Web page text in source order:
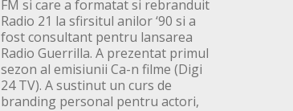
FM si care a formatat si rebranduit
Radio 21 la sfirsitul anilor ‘90 si a
fost consultant pentru lansarea
Radio Guerrilla. A prezentat primul
sezon al emisiunii Ca-n filme (Digi
24 TV). A sustinut un curs de
branding personal pentru actori,